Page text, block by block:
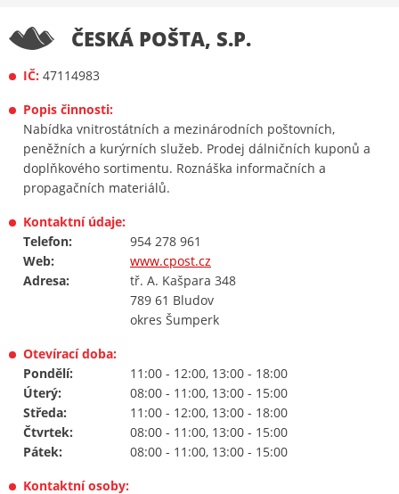
ČESKÁ POŠTA, S.P.
IČ: 47114983
Popis činnosti:
Nabídka vnitrostátních a mezinárodních poštovních,
peněžních a kurýrních služeb. Prodej dálničních kuponů a
doplňkového sortimentu. Roznáška informačních a
propagačních materiálů.
Kontaktní údaje:
Telefon:
954 278 961
Web:
www.cpost.cz
Adresa:
tř. A. Kašpara 348
789 61 Bludov
okres Šumperk
Otevírací doba:
Pondělí:
11:00 - 12:00, 13:00 - 18:00
Úterý:
08:00 - 11:00, 13:00 - 15:00
Středa:
11:00 - 12:00, 13:00 - 18:00
Čtvrtek:
08:00 - 11:00, 13:00 - 15:00
Pátek:
08:00 - 11:00, 13:00 - 15:00
Kontaktní osoby: